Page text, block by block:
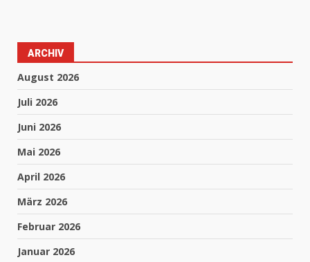
ARCHIV
August 2026
Juli 2026
Juni 2026
Mai 2026
April 2026
März 2026
Februar 2026
Januar 2026